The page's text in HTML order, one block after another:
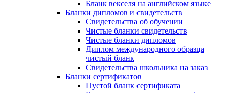
Бланк векселя на английском языке
Бланки дипломов и свидетельств
Свидетельства об обучении
Чистые бланки свидетельств
Чистые бланки дипломов
Диплом международного образца
чистый бланк
Свидетельства школьника на заказ
Бланки сертификатов
Пустой бланк сертификата